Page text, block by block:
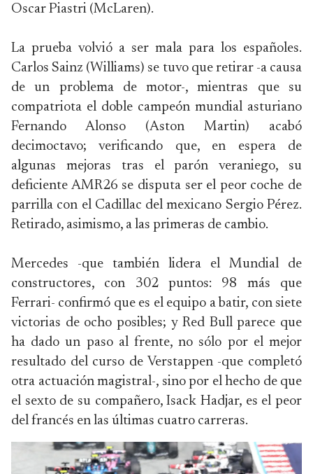
Oscar Piastri (McLaren).
La prueba volvió a ser mala para los españoles.
Carlos Sainz (Williams) se tuvo que retirar -a causa
de un problema de motor-, mientras que su
compatriota el doble campeón mundial asturiano
Fernando Alonso (Aston Martin) acabó
decimoctavo; verificando que, en espera de
algunas mejoras tras el parón veraniego, su
deficiente AMR26 se disputa ser el peor coche de
parrilla con el Cadillac del mexicano Sergio Pérez.
Retirado, asimismo, a las primeras de cambio.
Mercedes -que también lidera el Mundial de
constructores, con 302 puntos: 98 más que
Ferrari- confirmó que es el equipo a batir, con siete
victorias de ocho posibles; y Red Bull parece que
ha dado un paso al frente, no sólo por el mejor
resultado del curso de Verstappen -que completó
otra actuación magistral-, sino por el hecho de que
el sexto de su compañero, Isack Hadjar, es el peor
del francés en las últimas cuatro carreras.